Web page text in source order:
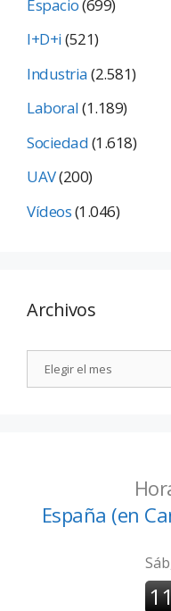
Espacio(699)
I+D+i(521)
Industria(2.581)
Laboral(1.189)
Sociedad(1.618)
UAV(200)
Vídeos(1.046)
Archivos
España (en